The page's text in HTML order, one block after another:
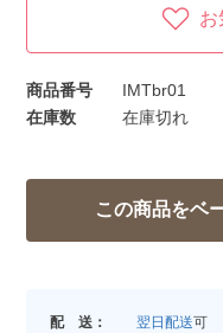
お
商品番号
IMTbr01
在庫数
在庫切れ
配 送： 翌日配送可